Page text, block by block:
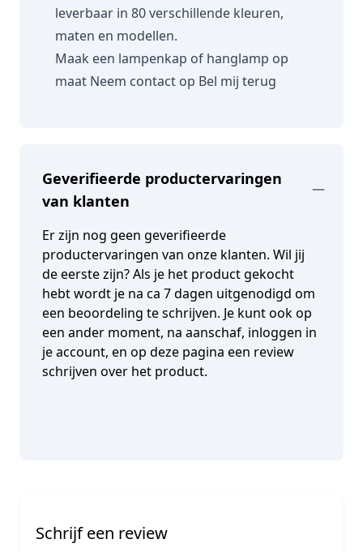
leverbaar in 80 verschillende kleuren,
maten en modellen.
Maak een lampenkap of hanglamp op
maat Neem contact op Bel mij terug
Geverifieerde productervaringen
van klanten
Er zijn nog geen geverifieerde
productervaringen van onze klanten. Wil jij
de eerste zijn? Als je het product gekocht
hebt wordt je na ca 7 dagen uitgenodigd om
een beoordeling te schrijven. Je kunt ook op
een ander moment, na aanschaf, inloggen in
je account, en op deze pagina een review
schrijven over het product.
Schrijf een review